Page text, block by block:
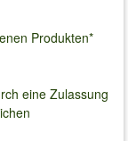
Produkten*
eine Zulassung